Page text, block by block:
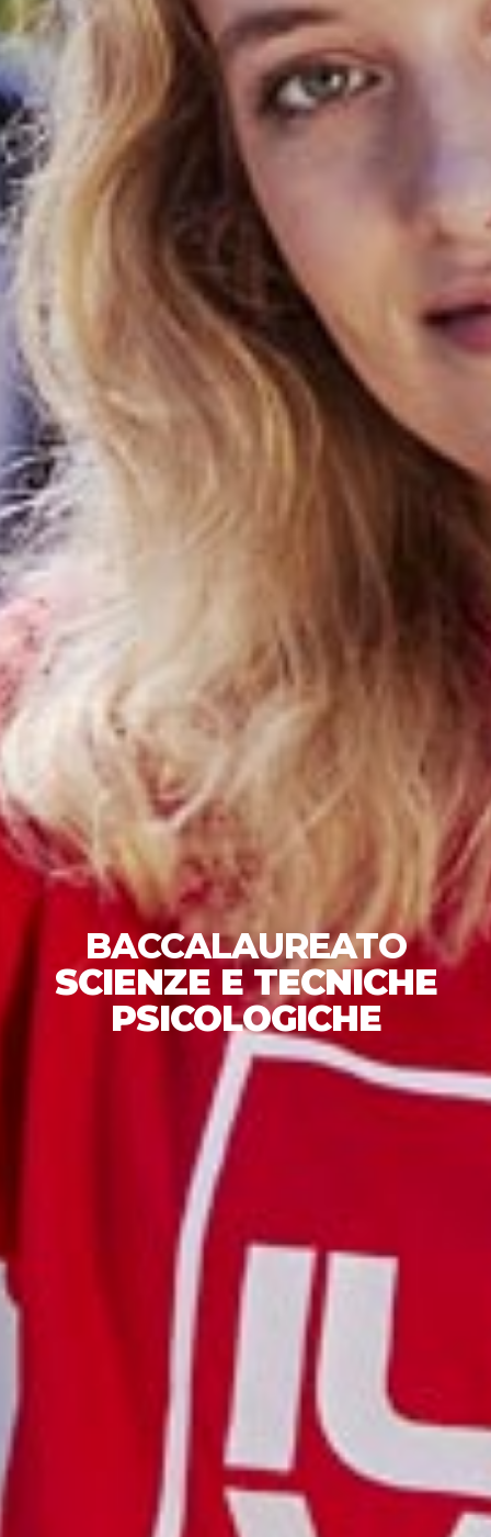
BACCALAUREATO
SCIENZE E TECNICHE
PSICOLOGICHE